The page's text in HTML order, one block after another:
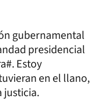
gubernamental
presidencial
Estoy
en el llano,
justicia.